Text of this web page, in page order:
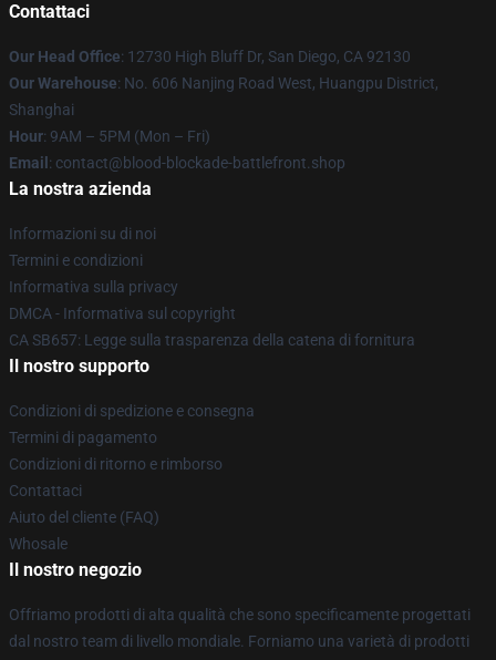
Contattaci
Our Head Office: 12730 High Bluff Dr, San Diego, CA 92130
Our Warehouse: No. 606 Nanjing Road West, Huangpu District,
Shanghai
Hour: 9AM – 5PM (Mon – Fri)
Email : contact@blood-blockade-battlefront.shop
La nostra azienda
Informazioni su di noi
Termini e condizioni
Informativa sulla privacy
DMCA - Informativa sul copyright
CA SB657: Legge sulla trasparenza della catena di fornitura
Il nostro supporto
Condizioni di spedizione e consegna
Termini di pagamento
Condizioni di ritorno e rimborso
Contattaci
Aiuto del cliente (FAQ)
Whosale
Il nostro negozio
Offriamo prodotti di alta qualità che sono specificamente progettati
dal nostro team di livello mondiale. Forniamo una varietà di prodotti